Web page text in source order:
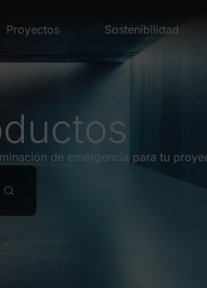
Proyectos Sostenibilidad
de emergencia para tu